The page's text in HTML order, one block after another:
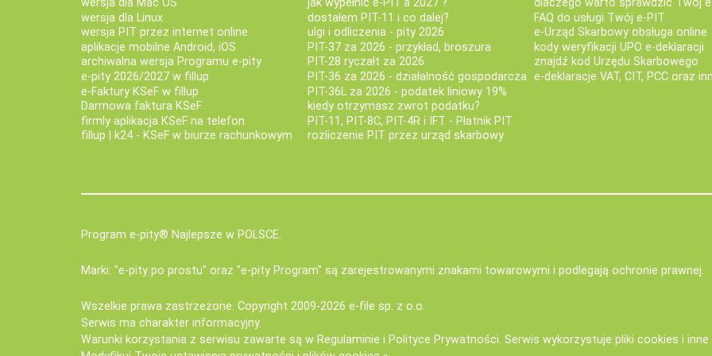
wersja dla Mac OS
wersja dla Linux
wersja PIT przez internet online
aplikacje mobilne Android, iOS
archiwalna wersja Programu e-pity
e-pity 2026/2027 w fillup
e‑Faktury KSeF w fillup
Darmowa faktura KSeF
firmly aplikacja KSeF na telefon
fillup | k24 - KSeF w biurze rachunkowym
jak wypełnić e-PIT'a 2027 ?
dostałem PIT-11 i co dalej?
ulgi i odliczenia - pity 2026
PIT-37 za 2026 - przykład, broszura
PIT-28 ryczałt za 2026
PIT-36 za 2026 - działalność gospodarcza
PIT-36L za 2026 - podatek liniowy 19%
kiedy otrzymasz zwrot podatku?
PIT-11, PIT-8C, PIT-4R i IFT - Płatnik PIT
rozliczenie PIT przez urząd skarbowy
dlaczego warto sprawdzić Twój
FAQ do usługi Twój e-PIT
e-Urząd Skarbowy obsługa online
kody weryfikacji UPO e-deklaracji
znajdź kod Urzędu Skarbowego
e-deklaracje VAT, CIT, PCC oraz
Program e-pity® Najlepsze w POLSCE.
Marki: "e-pity po prostu" oraz "e-pity Program" są zarejestrowanymi znakami towarowymi i podlegają ochronie prawnej.
Wszelkie prawa zastrzeżone. Copyright 2009-2026 e-file sp. z o.o.
Serwis ma charakter informacyjny.
Warunki korzystania z serwisu zawarte są w Regulaminie i Polityce Prywatności. Serwis wykorzystuje pliki cookies i